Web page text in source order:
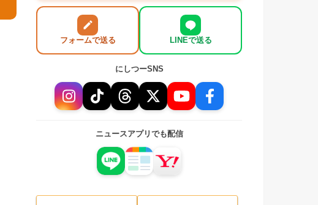
フォームで送る LINEで送る
にしつーSNS
ニュースアプリでも配信